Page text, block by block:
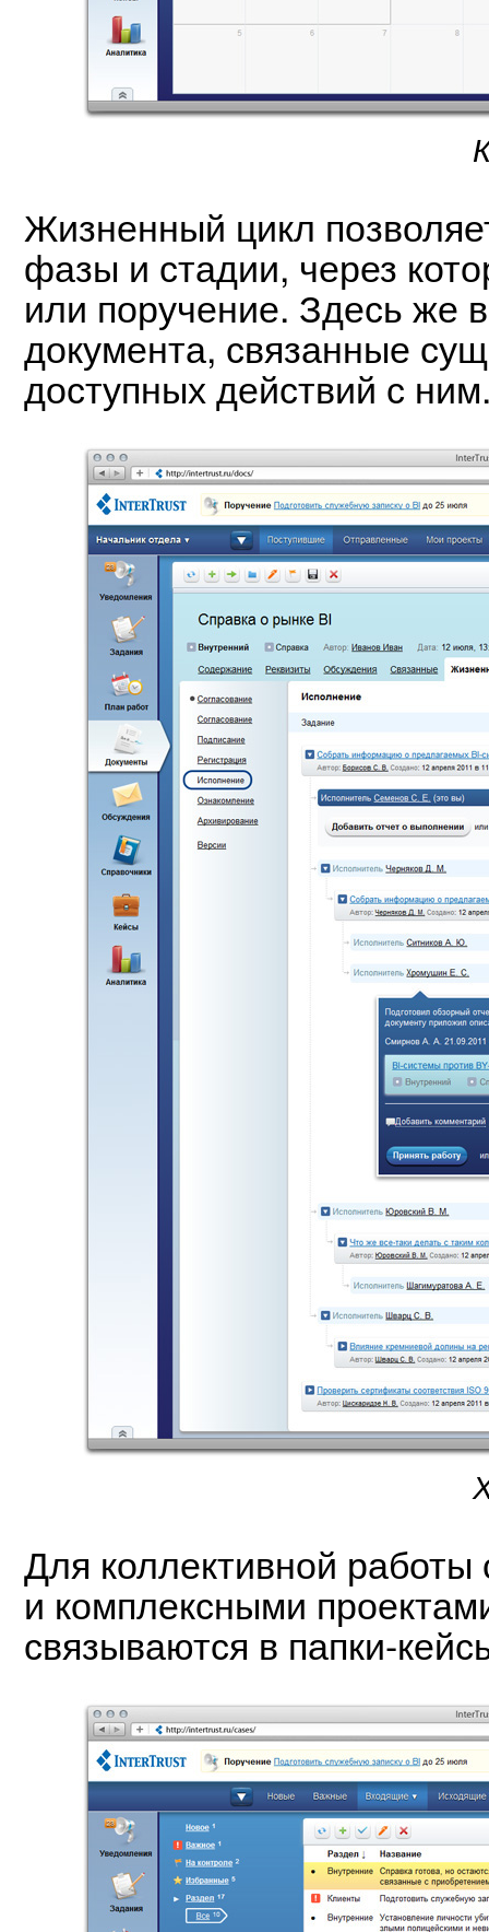
Жизненный цикл
фазы и стадии, через
или поручение. Здесь же
документа, связанные
доступных действий с
Для коллективной
и комплексными
связываются в папки-